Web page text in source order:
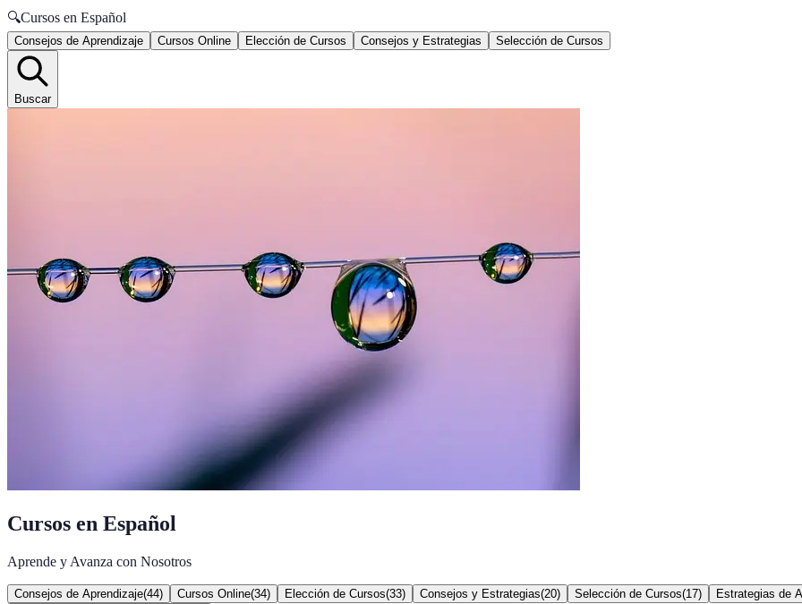
🔍Cursos en Español
Consejos de Aprendizaje Cursos Online Elección de Cursos Consejos y Estrategias Selección de Cursos
Buscar
Cursos en Español
Aprende y Avanza con Nosotros
Consejos de Aprendizaje(44) Cursos Online(34) Elección de Cursos(33) Consejos y Estrategias(20) Selección de Cursos(17)
Estrategias de